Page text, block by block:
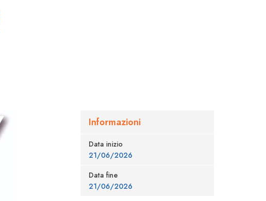
Informazioni
Data inizio
21/06/2026
Data fine
21/06/2026